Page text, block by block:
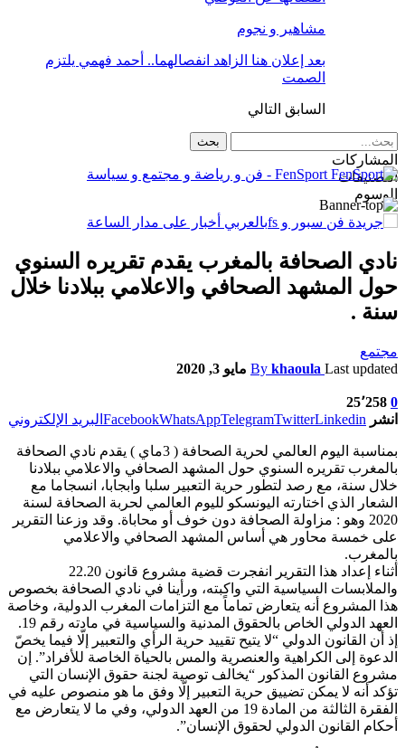
مشاهير و نجوم
بعد إعلان هنا الزاهد انفصالهما.. أحمد فهمي يلتزم
الصمت
السابق التالي
المشاركات
التصنيفات
الوسوم
FenSport - فن و رياضة و مجتمع و سياسة
نادي الصحافة بالمغرب يقدم تقريره السنوي
حول المشهد الصحافي والاعلامي ببلادنا خلال
سنة .
مجتمع
By khaoula Last updated مايو 3, 2020
0 25٬258
انشر
FacebookWhatsAppTelegramTwitterLinkedin البريد الإلكتروني
بمناسبة اليوم العالمي لحرية الصحافة ( 3ماي ) يقدم نادي الصحافة
بالمغرب تقريره السنوي حول المشهد الصحافي والاعلامي ببلادنا
خلال سنة، مع رصد لتطور حرية التعبير سلبا وابجابا، انسجاما مع
الشعار الذي اختارته اليونسكو لليوم العالمي لحربة الصحافة لسنة
2020 وهو : مزاولة الصحافة دون خوف أو محاباة. وقد وزعنا التقرير
على خمسة محاور هي أساس المشهد الصحافي والاعلامي
بالمغرب.
أثناء إعداد هذا التقرير انفجرت قضية مشروع قانون 22.20
والملابسات السياسية التي واكبته، ورأينا في نادي الصحافة بخصوص
هذا المشروع أنه يتعارض تماماً مع التزامات المغرب الدولية، وخاصة
العهد الدولي الخاص بالحقوق المدنية والسياسية في مادته رقم 19.
إذ أن القانون الدولي “لا يتيح تقييد حرية الرأي والتعبير إلّا فيما يخصّ
الدعوة إلى الكراهية والعنصرية والمس بالحياة الخاصة للأفراد”. إن
مشروع القانون المذكور “يخالف توصية لجنة حقوق الإنسان التي
تؤكد أنه لا يمكن تضييق حرية التعبير إلّا وفق ما هو منصوص عليه في
الفقرة الثالثة من المادة 19 من العهد الدولي، وفي ما لا يتعارض مع
أحكام القانون الدولي لحقوق الإنسان”.